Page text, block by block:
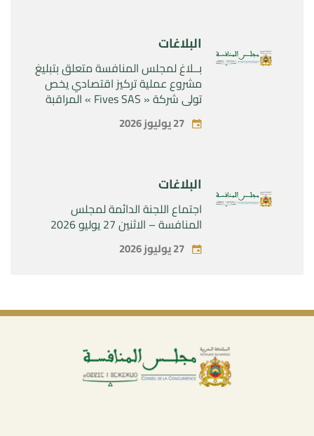
البلاغات
بــلاغ لمجلس المنافسة متعلق بتبليغ
مشروع عملية تركيز اقتصادي يخص
تولي شركة « Fives SAS » المراقبة
SAS »27 يوليوز 2026
البلاغات
اجتماع اللجنة الدائمة لمجلس
المنافسة – الاثنين 27 يوليو 2026
27 يوليوز 2026